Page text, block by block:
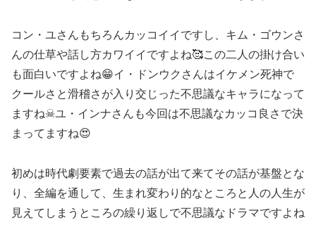
コン・ユさんもちろんカッコイイですし、キム・ゴウンさ
んの仕草や話し方カワイイですよね🥰この二人の掛け合い
も面白いですよね😁イ・ドンウクさんはイケメン死神で
クールさと滑稽さが入り交じった不思議なキャラになって
ますね☠ユ・インナさんも今回は不思議なカッコ良さで決
まってますね😍
初めは時代劇要素で過去の話が出て来てその話が基盤とな
り、全編を通して、生まれ変わり的なところと人の人生が
見えてしまうところの繰り返しで不思議なドラマですよね